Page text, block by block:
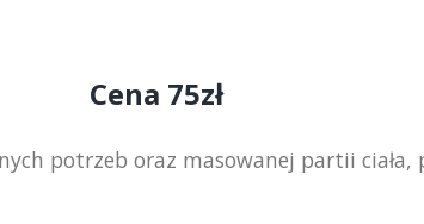
Cena 75zł
potrzeb oraz masowanej partii